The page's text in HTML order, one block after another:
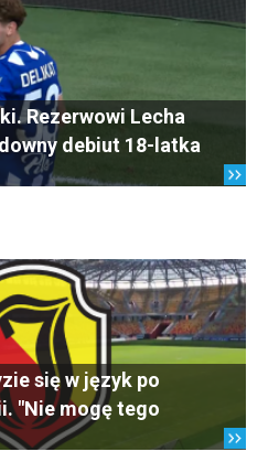
Rezerwowi Lecha
debiut 18-latka
się w język po
"Nie mogę tego